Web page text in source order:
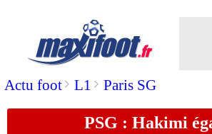
Actu foot> L1 > Paris SG
PSG : Hakimi
PSG: Messi
10/02 PSG
10/02 VIDEO: Hulk frappe